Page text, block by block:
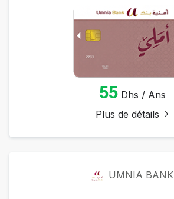
55Dhs / Ans
Plus de détails
UMNIA BANK